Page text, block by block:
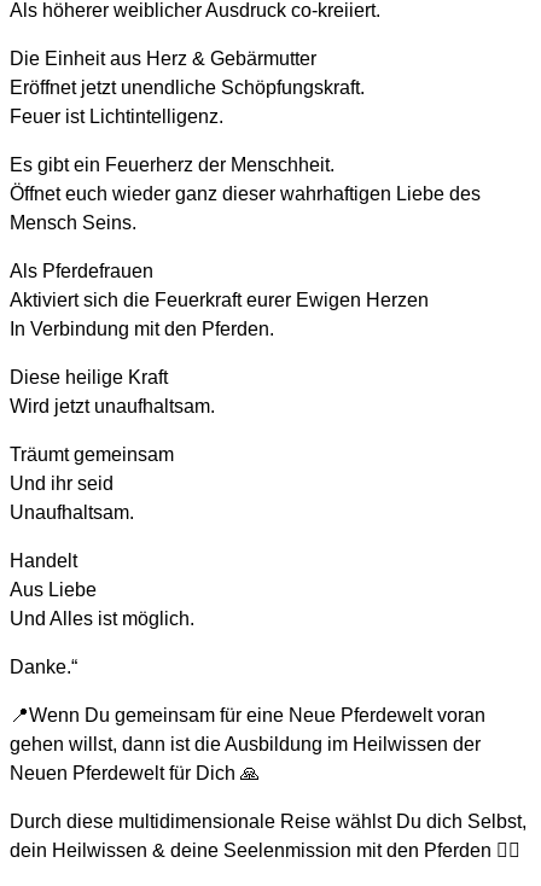
Als höherer weiblicher Ausdruck co-kreiiert.
Die Einheit aus Herz & Gebärmutter
Eröffnet jetzt unendliche Schöpfungskraft.
Feuer ist Lichtintelligenz.
Es gibt ein Feuerherz der Menschheit.
Öffnet euch wieder ganz dieser wahrhaftigen Liebe des
Mensch Seins.
Als Pferdefrauen
Aktiviert sich die Feuerkraft eurer Ewigen Herzen
In Verbindung mit den Pferden.
Diese heilige Kraft
Wird jetzt unaufhaltsam.
Träumt gemeinsam
Und ihr seid
Unaufhaltsam.
Handelt
Aus Liebe
Und Alles ist möglich.
Danke.“
📍Wenn Du gemeinsam für eine Neue Pferdewelt voran
gehen willst, dann ist die Ausbildung im Heilwissen der
Neuen Pferdewelt für Dich 🙏
Durch diese multidimensionale Reise wählst Du dich Selbst,
dein Heilwissen & deine Seelenmission mit den Pferden ❤️‍🔥